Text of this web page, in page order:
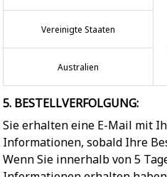
Vereinigte Staaten
Australien
5. BESTELLVERFOLGUNG:
Sie erhalten eine E-Mail mit
Informationen, sobald Ihre
Wenn Sie innerhalb von 5